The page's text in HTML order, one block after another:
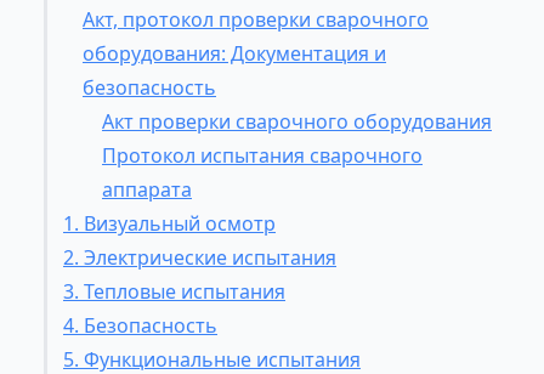
Акт, протокол проверки сварочного
оборудования: Документация и
безопасность
Акт проверки сварочного оборудования
Протокол испытания сварочного
аппарата
1. Визуальный осмотр
2. Электрические испытания
3. Тепловые испытания
4. Безопасность
5. Функциональные испытания